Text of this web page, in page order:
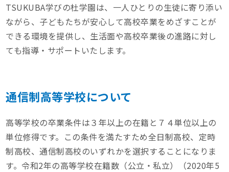
TSUKUBA学びの杜学園は、一人ひとりの生徒に寄り添い
ながら、子どもたちが安心して高校卒業をめざすことが
できる環境を提供し、生活面や高校卒業後の進路に対し
ても指導・サポートいたします。
通信制高等学校について
高等学校の卒業条件は３年以上の在籍と７４単位以上の
単位修得です。この条件を満たすため全日制高校、定時
制高校、通信制高校のいずれかを選択することになりま
す。令和2年の高等学校在籍数（公立・私立）（2020年5